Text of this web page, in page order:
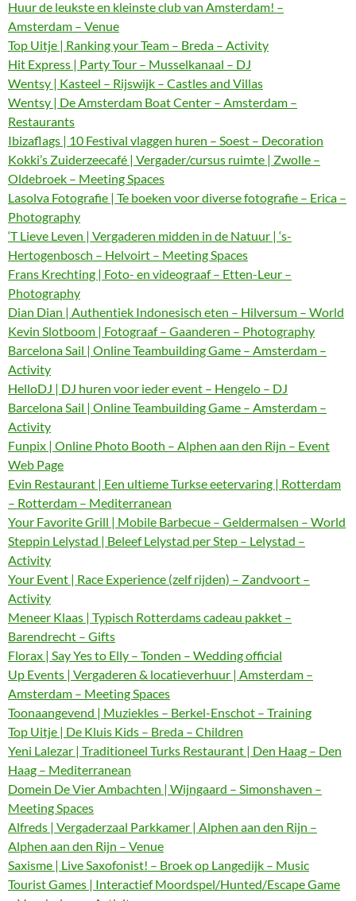
Huur de leukste en kleinste club van Amsterdam! –
Amsterdam – Venue
Top Uitje | Ranking your Team – Breda – Activity
Hit Express | Party Tour – Musselkanaal – DJ
Wentsy | Kasteel – Rijswijk – Castles and Villas
Wentsy | De Amsterdam Boat Center – Amsterdam –
Restaurants
Ibizaflags | 10 Festival vlaggen huren – Soest – Decoration
Kokki’s Zuiderzeecafé | Vergader/cursus ruimte | Zwolle –
Oldebroek – Meeting Spaces
Lasolva Fotografie | Te boeken voor diverse fotografie – Erica –
Photography
‘T Lieve Leven | Vergaderen midden in de Natuur | ‘s-
Hertogenbosch – Helvoirt – Meeting Spaces
Frans Krechting | Foto- en videograaf – Etten-Leur –
Photography
Dian Dian | Authentiek Indonesisch eten – Hilversum – World
Kevin Slotboom | Fotograaf – Gaanderen – Photography
Barcelona Sail | Online Teambuilding Game – Amsterdam –
Activity
HelloDJ | DJ huren voor ieder event – Hengelo – DJ
Barcelona Sail | Online Teambuilding Game – Amsterdam –
Activity
Funpix | Online Photo Booth – Alphen aan den Rijn – Event
Web Page
Evin Restaurant | Een ultieme Turkse eetervaring | Rotterdam
– Rotterdam – Mediterranean
Your Favorite Grill | Mobile Barbecue – Geldermalsen – World
Steppin Lelystad | Beleef Lelystad per Step – Lelystad –
Activity
Your Event | Race Experience (zelf rijden) – Zandvoort –
Activity
Meneer Klaas | Typisch Rotterdams cadeau pakket –
Barendrecht – Gifts
Florax | Say Yes to Elly – Tonden – Wedding official
Up Events | Vergaderen & locatieverhuur | Amsterdam –
Amsterdam – Meeting Spaces
Toonaangevend | Muziekles – Berkel-Enschot – Training
Top Uitje | De Kluis Kids – Breda – Children
Yeni Lalezar | Traditioneel Turks Restaurant | Den Haag – Den
Haag – Mediterranean
Domein De Vier Ambachten | Wijngaard – Simonshaven –
Meeting Spaces
Alfreds | Vergaderzaal Parkkamer | Alphen aan den Rijn –
Alphen aan den Rijn – Venue
Saxisme | Live Saxofonist! – Broek op Langedijk – Music
Tourist Games | Interactief Moordspel/Hunted/Escape Game